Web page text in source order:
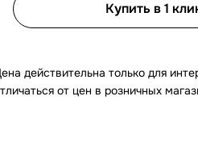
Купить в 1
действительна только для
от цен в розничных